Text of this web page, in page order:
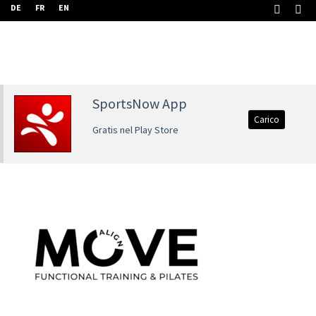
DE FR EN
SportsNow App
Gratis nel Play Store
Carico